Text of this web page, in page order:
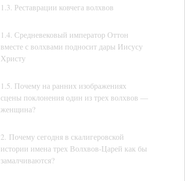
1.3. Реставрации ковчега волхвов
1.4. Средневековый император Оттон
вместе с волхвами подносит дары Иисусу
Христу
1.5. Почему на ранних изображениях
сцены поклонения один из трех волхвов —
женщина?
2. Почему сегодня в скалигеровской
истории имена трех Волхвов-Царей как бы
замалчиваются?